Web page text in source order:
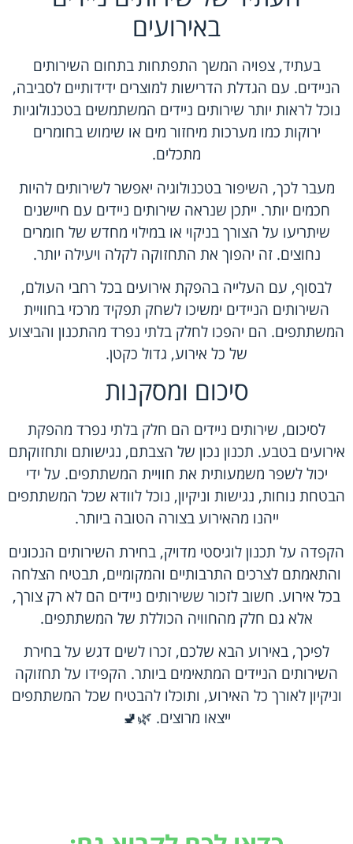
באירועים
בעתיד, צפויה המשך התפתחות בתחום השירותים
הניידים. עם הגדלת הדרישות למוצרים ידידותיים לסביבה,
נוכל לראות יותר שירותים ניידים המשתמשים בטכנולוגיות
ירוקות כמו מערכות מיחזור מים או שימוש בחומרים
מתכלים.
מעבר לכך, השיפור בטכנולוגיה יאפשר לשירותים להיות
חכמים יותר. ייתכן שנראה שירותים ניידים עם חיישנים
שיתריעו על הצורך בניקוי או במילוי מחדש של חומרים
נחוצים. זה יהפוך את התחזוקה לקלה ויעילה יותר.
לבסוף, עם העלייה בהפקת אירועים בכל רחבי העולם,
השירותים הניידים ימשיכו לשחק תפקיד מרכזי בחוויית
המשתתפים. הם יהפכו לחלק בלתי נפרד מהתכנון והביצוע
של כל אירוע, גדול כקטן.
סיכום ומסקנות
לסיכום, שירותים ניידים הם חלק בלתי נפרד מהפקת
אירועים בטבע. תכנון נכון של הצבתם, נגישותם ותחזוקתם
יכול לשפר משמעותית את חוויית המשתתפים. על ידי
הבטחת נוחות, נגישות וניקיון, נוכל לוודא שכל המשתתפים
ייהנו מהאירוע בצורה הטובה ביותר.
הקפדה על תכנון לוגיסטי מדויק, בחירת השירותים הנכונים
והתאמתם לצרכים התרבותיים והמקומיים, תבטיח הצלחה
בכל אירוע. חשוב לזכור ששירותים ניידים הם לא רק צורך,
אלא גם חלק מהחוויה הכוללת של המשתתפים.
לפיכך, באירוע הבא שלכם, זכרו לשים דגש על בחירת
השירותים הניידים המתאימים ביותר. הקפידו על תחזוקה
וניקיון לאורך כל האירוע, ותוכלו להבטיח שכל המשתתפים
ייצאו מרוצים. 🌿🚽